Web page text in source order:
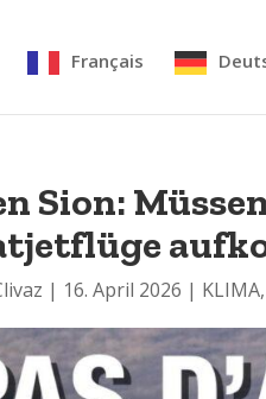
Français
Sion:
| 16. April 2026 | KLIMA